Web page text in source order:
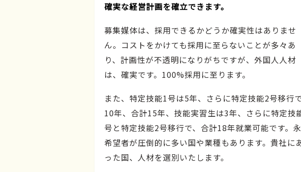
確実な経営計画を確立できます。
募集媒体は、採用できるかどうか確実性はありませ
ん。コストをかけても採用に至らないことが多々あ
り、計画性が不透明になりがちですが、外国人人材
は、確実です。100%採用に至ります。
また、特定技能1号は5年、さらに特定技能2号移行
10年、合計15年、技能実習生は3年、さらに特定技
号と特定技能2号移行で、合計18年就業可能です。
希望者が圧倒的に多い国や業種もあります。貴社に
った国、人材を選別いたします。